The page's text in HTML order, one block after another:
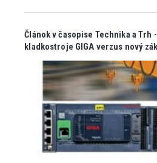
Článok v časopise Technika a Trh
kladkostroje GIGA verzus nový